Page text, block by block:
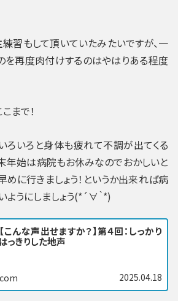
習もして頂いていたみたいですが、一
を再度肉付けするのはやはりある程度
まで！
ろいろと身体も疲れて不調が出てくる
年始は病院もお休みなのでおかしいと
に行きましょう！というか出来れば病
うにしましょう(*´∀｀*)
【こんな声出せますか？】第４回：しっかり
はっきりした地声
2025.04.18